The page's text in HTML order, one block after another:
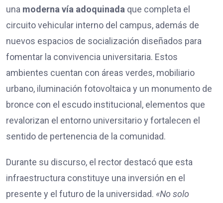
una moderna vía adoquinada que completa el
circuito vehicular interno del campus, además de
nuevos espacios de socialización diseñados para
fomentar la convivencia universitaria. Estos
ambientes cuentan con áreas verdes, mobiliario
urbano, iluminación fotovoltaica y un monumento de
bronce con el escudo institucional, elementos que
revalorizan el entorno universitario y fortalecen el
sentido de pertenencia de la comunidad.
Durante su discurso, el rector destacó que esta
infraestructura constituye una inversión en el
presente y el futuro de la universidad. «No solo